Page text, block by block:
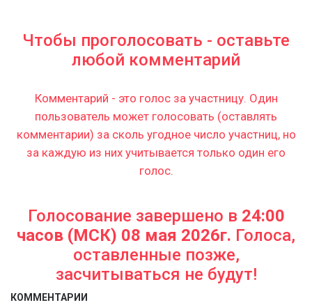
Чтобы проголосовать - оставьте
любой комментарий
Комментарий - это голос за участницу. Один
пользователь может голосовать (оставлять
комментарии) за сколь угодное число участниц, но
за каждую из них учитывается только один его
голос.
Голосование завершено в 24:00
часов (МСК) 08 мая 2026г. Голоса,
оставленные позже,
засчитываться не будут!
КОММЕНТАРИИ